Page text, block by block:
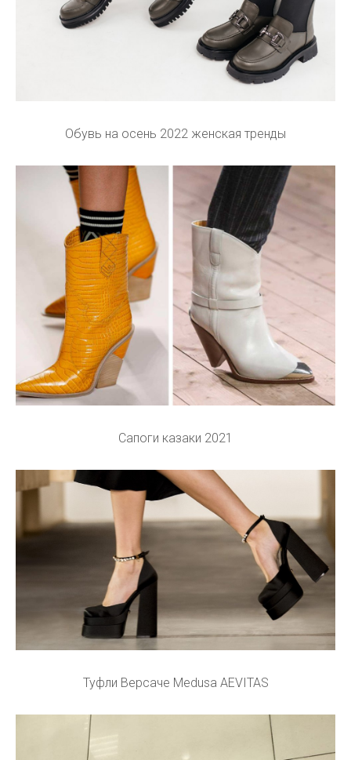
Обувь на осень 2022 женская тренды
Сапоги казаки 2021
Туфли Версаче Medusa AEVITAS